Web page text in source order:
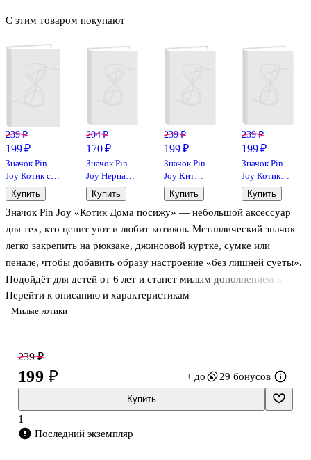
Милые котики
Значок Pin Joy «Котик Дома посижу» — небольшой аксессуар
для тех, кто ценит уют и любит котиков. Металлический значок
легко закрепить на рюкзаке, джинсовой куртке, сумке или
пенале, чтобы добавить образу настроение «без лишней суеты».
Подойдёт для детей от 6 лет и станет милым дополнением к
подарку — например, вместе с открыткой или книгой из Читай-
город.
Перейти к описанию и характеристикам
С этим товаром покупают
239 ₽
199 ₽
Значок Pin
Joy Котик с
хвостиком
(черный)
(металл) (12-
08599-920)
Купить
204 ₽
170 ₽
Значок Pin
Joy Нерпа
(металл)
Купить
239 ₽
199 ₽
Значок Pin
Joy Кит
(металл) (12-
08599-923)
Купить
239 ₽
199 ₽
Значок Pin
Joy Котик
Chill
(металл) (12-
08599-928)
Купить
239 ₽
199 ₽ + до 29 бонусов
Купить
1
Последний экземпляр